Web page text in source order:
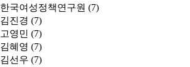
한국여성정책연구원 (7)
김진경 (7)
고영민 (7)
김혜영 (7)
김선우 (7)